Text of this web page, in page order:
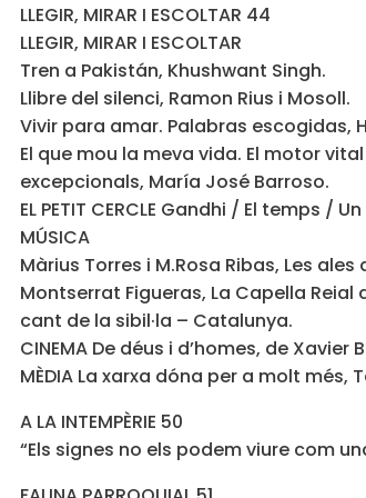
LLEGIR, MIRAR I ESCOLTAR 44
LLEGIR, MIRAR I ESCOLTAR
Tren a Pakistán, Khushwant Singh.
Llibre del silenci, Ramon Rius i Mosoll.
Vivir para amar. Palabras escogidas,
El que mou la meva vida. El motor
excepcionals, María José Barroso.
EL PETIT CERCLE Gandhi / El temps /
MÚSICA
Màrius Torres i M.Rosa Ribas, Les ales
Montserrat Figueras, La Capella Reial
cant de la sibil·la – Catalunya.
CINEMA De déus i d’homes, de Xavier
MÈDIA La xarxa dóna per a molt més,
A LA INTEMPÈRIE 50
“Els signes no els podem viure com